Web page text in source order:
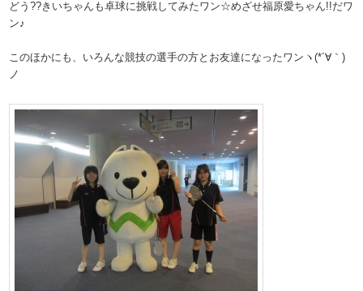
どう??きいちゃんも卓球に挑戦してみたワン☆めざせ福原愛ちゃん!!だワ
ン♪
このほかにも、いろんな競技の選手の方とお友達になったワンヽ(*´∀｀)
ノ